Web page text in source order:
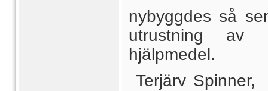
nybyggdes så
utrustning av
hjälpmedel.
Terjärv Spinner,